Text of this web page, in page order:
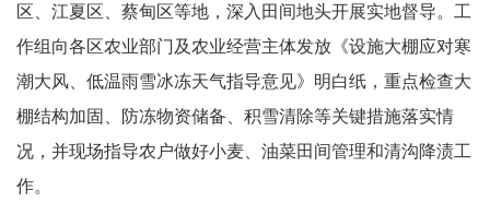
区、江夏区、蔡甸区等地，深入田间地头开展实地督导。工
作组向各区农业部门及农业经营主体发放《设施大棚应对寒
潮大风、低温雨雪冰冻天气指导意见》明白纸，重点检查大
棚结构加固、防冻物资储备、积雪清除等关键措施落实情
况，并现场指导农户做好小麦、油菜田间管理和清沟降渍工
作。